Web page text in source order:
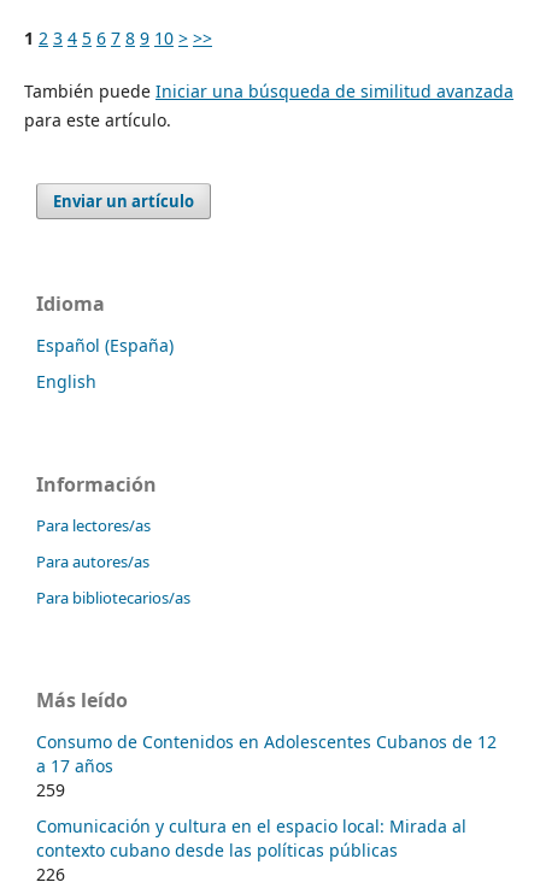
1 2 3 4 5 6 7 8 9 10 > >>
También puede Iniciar una búsqueda de similitud avanzada
para este artículo.
Enviar un artículo
Idioma
Español (España)
English
Información
Para lectores/as
Para autores/as
Para bibliotecarios/as
Más leído
Consumo de Contenidos en Adolescentes Cubanos de 12
a 17 años
259
Comunicación y cultura en el espacio local: Mirada al
contexto cubano desde las políticas públicas
226